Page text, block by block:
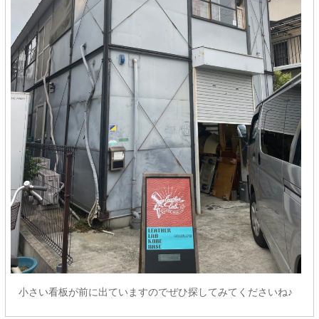
小さい看板が前に出ていますのでぜひ探してみてくださいね♪